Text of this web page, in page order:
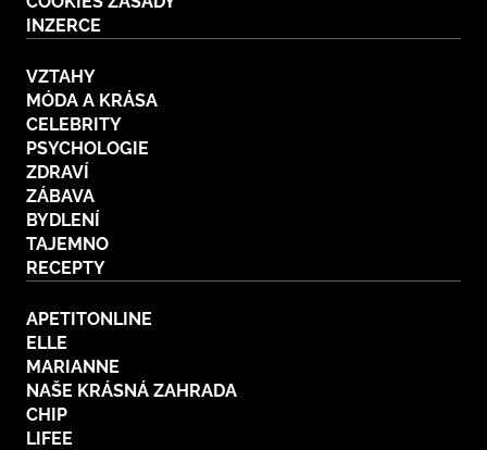
INZERCE
VZTAHY
MÓDA A KRÁSA
CELEBRITY
PSYCHOLOGIE
ZDRAVÍ
ZÁBAVA
BYDLENÍ
TAJEMNO
RECEPTY
APETITONLINE
ELLE
MARIANNE
NAŠE KRÁSNÁ ZAHRADA
CHIP
LIFEE